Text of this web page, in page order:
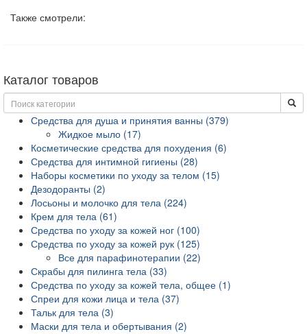
Также смотрели:
Каталог товаров
Средства для душа и принятия ванны (379)
Жидкое мыло (17)
Косметические средства для похудения (6)
Средства для интимной гигиены (28)
Наборы косметики по уходу за телом (15)
Дезодоранты (2)
Лосьоны и молочко для тела (224)
Крем для тела (61)
Средства по уходу за кожей ног (100)
Средства по уходу за кожей рук (125)
Все для парафинотерапии (22)
Скрабы для пилинга тела (33)
Средства по уходу за кожей тела, общее (1)
Спреи для кожи лица и тела (37)
Тальк для тела (3)
Маски для тела и обертывания (2)